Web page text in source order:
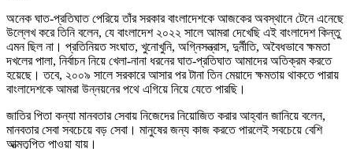
অনেক ঘাত-প্রতিঘাত পেরিয়ে তাঁর সরকার বাংলাদেশকে আজকের অবস্থানে টেনে এনেছে
উল্লেখ করে তিনি বলেন, যে বাংলাদেশ ২০২২ সালে আমরা দেখেছি এই বাংলাদেশ কিন্তু
এমন ছিল না। প্রতিনিয়ত সংঘাত, খুনোখুনি, অগ্নিসন্ত্রাস, দুর্নীতি, অবৈধভাবে ক্ষমতা
দখলের পালা, নির্বাচন নিয়ে খেলা-নানা ধরনের ঘাত-প্রতিঘাত আমাদের অতিক্রম করতে
হয়েছে। তবে, ২০০৯ সালে সরকারে আসার পর টানা তিন মেয়াদে ক্ষমতায় থাকতে পারায়
বাংলাদেশকে আমরা উন্নয়নের পথে এগিয়ে নিয়ে যেতে পারছি।
জাতির পিতা কন্যা মানবতার সেবায় নিজেদের নিয়োজিত করার আহ্বান জানিয়ে বলেন,
মানবতার সেবা সবচেয়ে বড় সেবা। মানুষের জন্য কাজ করতে পারলেই সবচেয়ে বেশি
আত্মতৃপ্তি পাওয়া যায়।